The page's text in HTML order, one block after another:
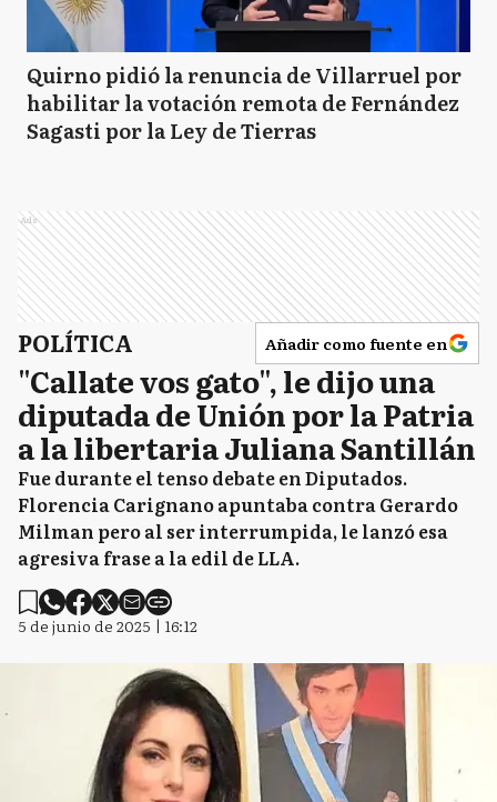
Quirno pidió la renuncia de Villarruel por
habilitar la votación remota de Fernández
Sagasti por la Ley de Tierras
Ads
POLÍTICA Añadir como fuente en
"Callate vos gato", le dijo una
diputada de Unión por la Patria
a la libertaria Juliana Santillán
Fue durante el tenso debate en Diputados.
Florencia Carignano apuntaba contra Gerardo
Milman pero al ser interrumpida, le lanzó esa
agresiva frase a la edil de LLA.
5 de junio de 2025 | 16:12